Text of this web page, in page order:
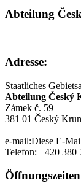
Abteilung
Adresse:
Staatliches
Abteilung Český
Zámek č. 59
381 01 Český
e-mail:Diese E-
Telefon: +420 380